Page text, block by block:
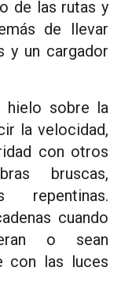
de las rutas y
de llevar
y un cargador
hielo sobre la
la velocidad,
con otros
bruscas,
repentinas.
cuando
o sean
con las luces